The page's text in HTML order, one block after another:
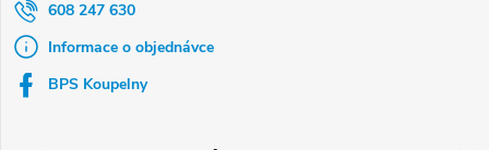
608 247 630
Informace o objednávce
BPS Koupelny